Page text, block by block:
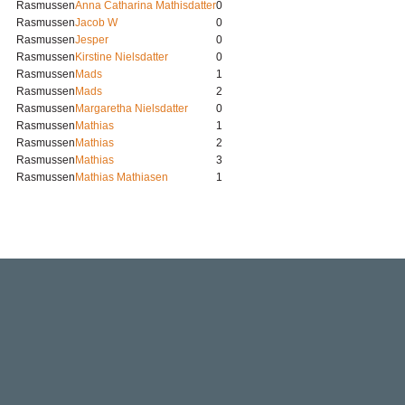
RasmussenAnna Catharina Mathisdatter0
RasmussenJacob W
0
RasmussenJesper
0
Rasmussen Kirstine Nielsdatter
0
Rasmussen Mads
1
Rasmussen Mads
2
Rasmussen Margaretha Nielsdatter
0
Rasmussen Mathias
1
Rasmussen Mathias
2
Rasmussen Mathias
3
Rasmussen Mathias Mathiasen 1